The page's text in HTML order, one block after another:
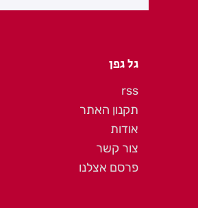
גל גפן
rss
תקנון האתר
אודות
צור קשר
פרסם אצלנו